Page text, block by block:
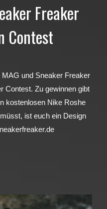
Freaker
Contest
und Sneaker Freaker
Contest. Zu gewinnen gibt
kostenlosen Nike Roshe
ist euch ein Design